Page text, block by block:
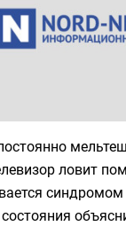
ловит
синдромом